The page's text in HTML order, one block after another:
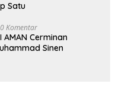
Satu
0 Komentar
AMAN Cerminan
Sinen